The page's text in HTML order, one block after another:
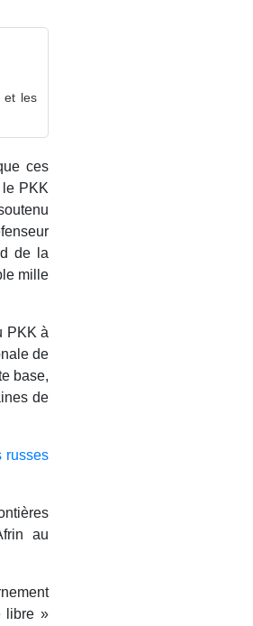
et les
ces
PKK
de la
mille
PKK à
de
base,
de
russes
au
libre »